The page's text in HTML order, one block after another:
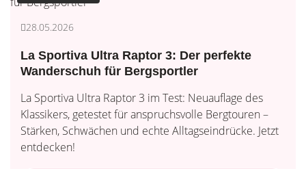
28.05.2026
La Sportiva Ultra Raptor 3: Der perfekte
Wanderschuh für Bergsportler
La Sportiva Ultra Raptor 3 im Test: Neuauflage des
Klassikers, getestet für anspruchsvolle Bergtouren –
Stärken, Schwächen und echte Alltagseindrücke. Jetzt
entdecken!